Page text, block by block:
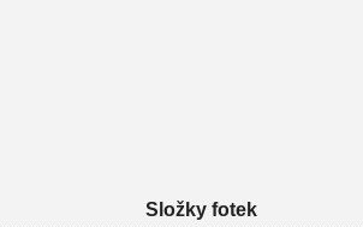
Složky fotek